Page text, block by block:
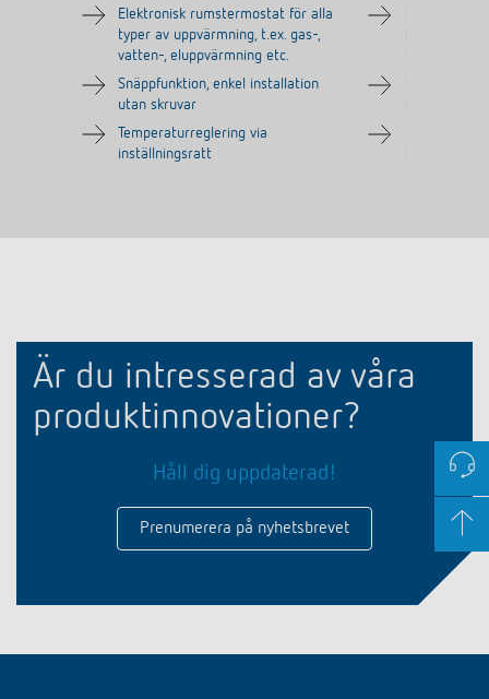
Elektronisk rumstermostat för alla
typer av uppvärmning, t.ex. gas-,
vatten-, eluppvärmning etc.
Snäppfunktion, enkel installation
utan skruvar
Temperaturreglering via
inställningsratt
Är du intresserad av våra
produktinnovationer?
Håll dig uppdaterad!
Prenumerera på nyhetsbrevet